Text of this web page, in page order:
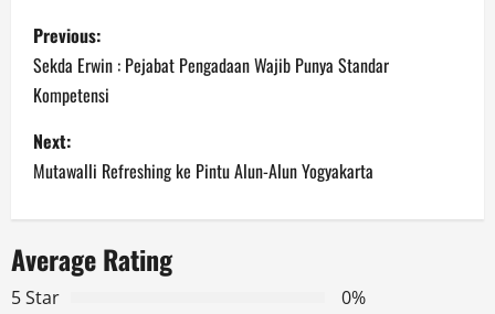
P
o
s
t
n
a
v
Previous:
Sekda Erwin : Pejabat Pengadaan Wajib Punya Standar
Kompetensi
Next:
Mutawalli Refreshing ke Pintu Alun-Alun Yogyakarta
Average Rating
5 Star
0%